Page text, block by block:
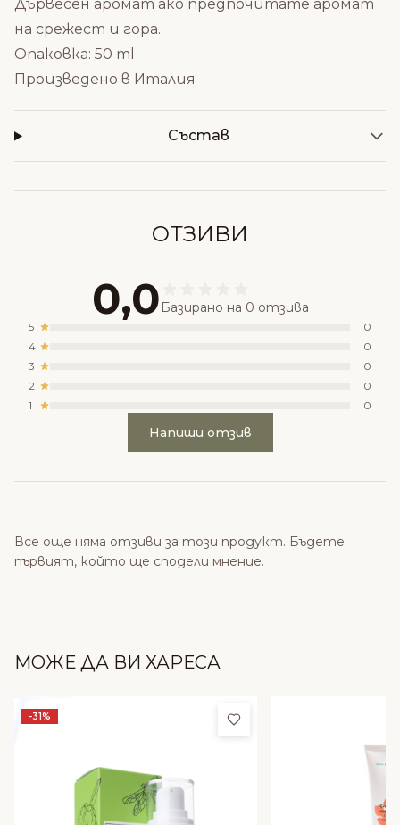
Дървесен аромат ако предпочитате аромат
на срежест и гора.
Опаковка: 50 ml
Произведено в Италия
Състав
ОТЗИВИ
0,0 Базирано на 0 отзива
5
0
4
0
3
0
2
0
1
0
Напиши отзив
Все още няма отзиви за този продукт. Бъдете
първият, който ще сподели мнение.
МОЖЕ ДА ВИ ХАРЕСА
-31% Добави в любими